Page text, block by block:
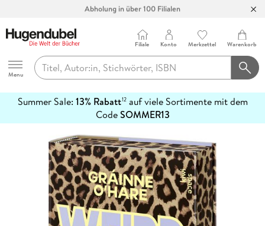
Abholung in über 100 Filialen
Hugendubel
Menu
Filiale Konto Merkzettel Warenkorb
Summer Sale: 13% Rabatt12auf viele Sortimente mit dem
CodeSOMMER13
erfahren